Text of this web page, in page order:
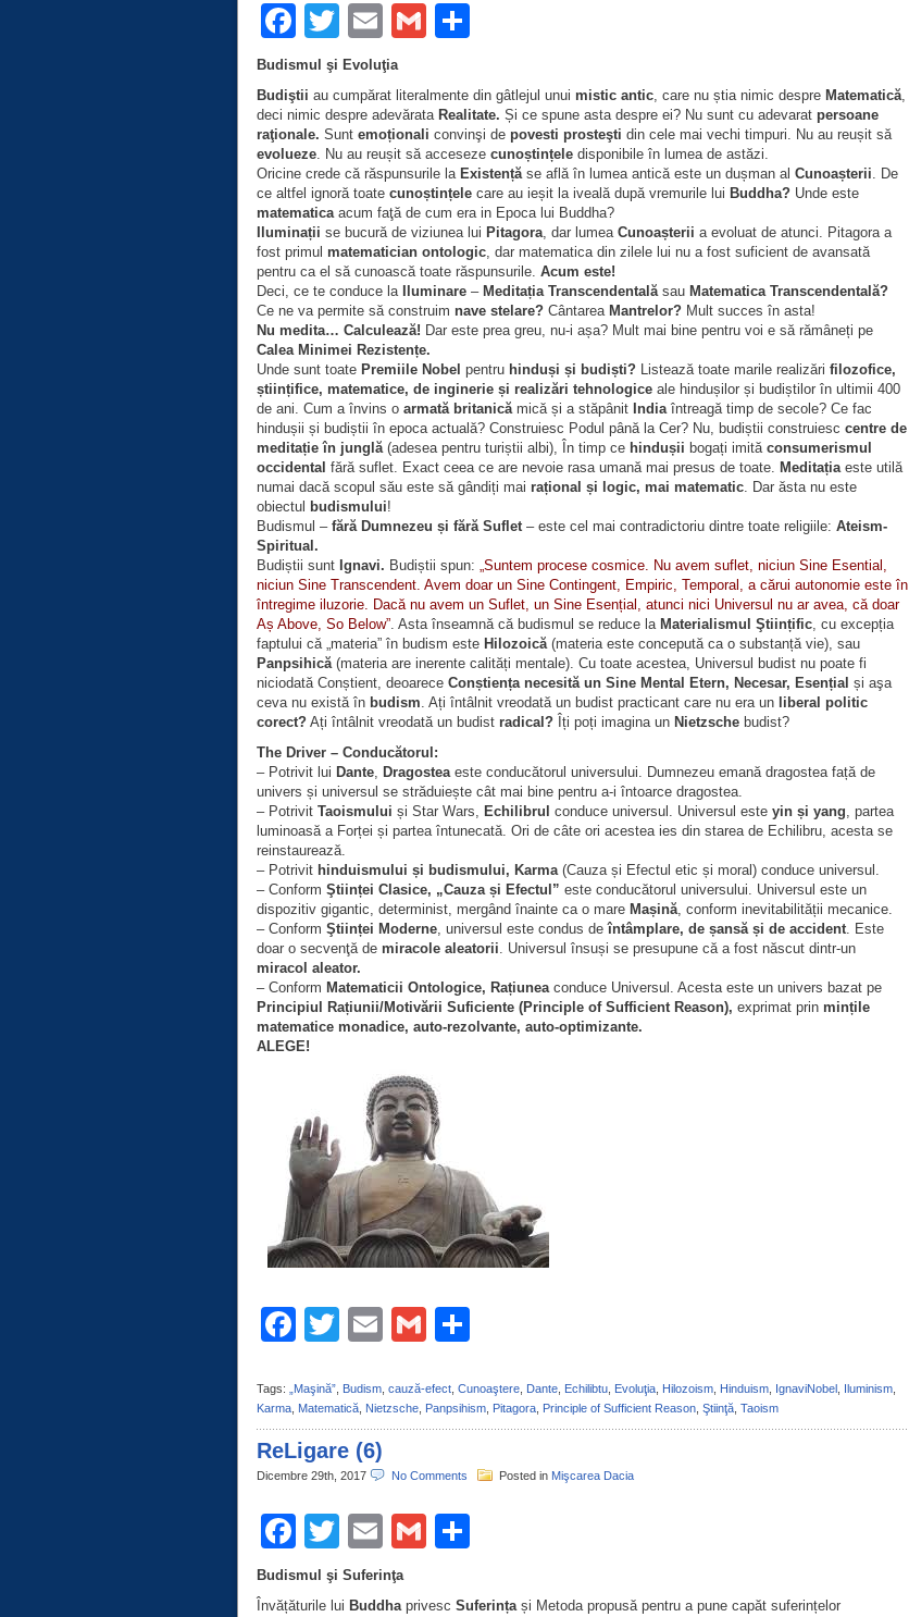
Facebook
TwitterEmailGmail
Budismul şi Evoluţia
Budiştii au cumpărat literalmente din gâtlejul unui mistic antic, care nu știa nimic despre Matematică,
deci nimic despre adevărata Realitate. Și ce spune asta despre ei? Nu sunt cu adevarat persoane
raţionale. Sunt emoționali convinşi de povesti prosteşti din cele mai vechi timpuri. Nu au reușit să
evolueze. Nu au reușit să acceseze cunoștințeledisponibile în lumea de astăzi.
Oricine crede că răspunsurile la Existențăse află în lumea antică este un dușman al Cunoașterii. De
ce altfel ignoră toate cunoștințelecare au ieșit la iveală după vremurile lui Buddha?Unde este
matematicaacum faţă de cum era in Epoca lui Buddha?
Iluminații se bucură de viziunea lui Pitagora, dar lumea Cunoașterii a evoluat de atunci. Pitagora a
fost primul matematician ontologic, dar matematica din zilele lui nu a fost suficient de avansată
pentru ca el să cunoască toate răspunsurile. Acum este!
Deci, ce te conduce la
Iluminare– Meditația Transcendentalăsau Matematica Transcendentală?
Ce ne va permite să construim nave stelare?Cântarea Mantrelor?Mult succes în asta!
Nu medita… Calculează! Dar este prea greu, nu-i așa? Mult mai bine pentru voi e să rămâneți pe
Calea Minimei Rezistențe.
Unde sunt toate Premiile Nobel pentru hinduși și budiști?Listează toate marile realizări filozofice,
științifice, matematice, de inginerie și realizări tehnologiceale hindușilor și budiștilor în ultimii 400
de ani. Cum a învins o armată britanicămică și a stăpânit Indiaîntreagă timp de secole? Ce fac
hindușii și budiștii în epoca actuală? Construiesc Podul până la Cer? Nu, budiștii construiesc centre de
meditație în junglă(adesea pentru turiștii albi), În timp ce hindușii bogați imită consumerismul
occidental fără suflet. Exact ceea ce are nevoie rasa umană mai presus de toate. Meditațiaeste utilă
numai dacă scopul său este să gândiți mai rațional și logic, mai matematic. Dar ăsta nu este
obiectul budismului!
Budismul – fără Dumnezeu și fără Suflet– este cel mai contradictoriu dintre toate religiile: Ateism-
Spiritual.
Budiștii sunt Ignavi. Budiștii spun: „Suntem procese cosmice. Nu avem suflet, niciun Sine Esential,
niciun Sine Transcendent. Avem doar un Sine Contingent, Empiric, Temporal, a cărui autonomie este în
întregime iluzorie. Dacă nu avem un Suflet, un Sine Esențial, atunci nici Universul nu ar avea, că doar
Aș Above, So Below”. Asta înseamnă că budismul se reduce la Materialismul Ştiințific, cu excepția
faptului că „materia” în budism este Hilozoică(materia este concepută ca o substanță vie), sau
Panpsihică(materia are inerente calități mentale). Cu toate acestea, Universul budist nu poate fi
niciodată Conștient, deoarece Conștiența necesită un Sine Mental Etern, Necesar, Esențial și aşa
ceva nu există în budism. Ați întâlnit vreodată un budist practicant care nu era un liberal politic
corect?Ați întâlnit vreodată un budist radical?Îți poți imagina un Nietzschebudist?
The Driver – Conducătorul:
– Potrivit lui Dante, Dragosteaeste conducătorul universului. Dumnezeu emană dragostea față de
univers și universul se străduiește cât mai bine pentru a-i întoarce dragostea.
– Potrivit Taoismului și Star Wars, Echilibrul conduce universul. Universul este yin și yang, partea
luminoasă a Forței și partea întunecată. Ori de câte ori acestea ies din starea de Echilibru, acesta se
reinstaurează.
– Potrivit hinduismului și budismului, Karma(Cauza și Efectul etic și moral) conduce universul.
– Conform Ştiinței Clasice, „Cauza și Efectul” este conducătorul universului. Universul este un
dispozitiv gigantic, determinist, mergând înainte ca o mare Mașină, conform inevitabilității mecanice.
– Conform Ştiinței Moderne, universul este condus deîntâmplare, de șansă și de accident. Este
doar o secvenţă de miracole aleatorii. Universul însuși se presupune că a fost născut dintr-un
miracol aleator.
– Conform Matematicii Ontologice, Rațiuneaconduce Universul. Acesta este un univers bazat pe
Principiul Rațiunii/Motivării Suficiente (Principle of Sufficient Reason), exprimat prin mințile
matematice monadice, auto-rezolvante, auto-optimizante.
ALEGE!
Facebook
TwitterEmailGmail
Tags: „Maşină”, Budism, cauză-efect, Cunoaştere, Dante, Echilibtu, Evoluţia, Hilozoism, Hinduism, IgnaviNobel, Iluminism,
Karma, Matematică, Nietzsche, Panpsihism, Pitagora, Principle of Sufficient Reason, Ştiinţă, Taoism
ReLigare (6)
Dicembre 29th, 2017 No Comments Posted in Mişcarea Dacia
Facebook
TwitterEmailGmail
Budismul şi Suferinţa
Învățăturile lui Buddhaprivesc Suferințași Metoda propusă pentru a pune capăt suferințelor